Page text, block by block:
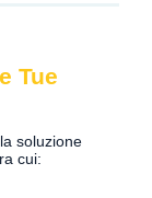
Tue
soluzione
cui: